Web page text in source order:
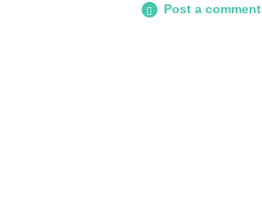
Post a comment